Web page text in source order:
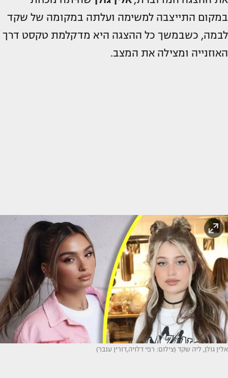
במקום התייצבה למשימה ועלתה במקומה של שקד
לבמה, כשבמשך כל ההצגה היא מדקלמת טקסט דרך
האוזנייה ומצילה את המצב.
אלין גולן, ליה שקד (צילום: רפי דלויה,דורין ענבר)